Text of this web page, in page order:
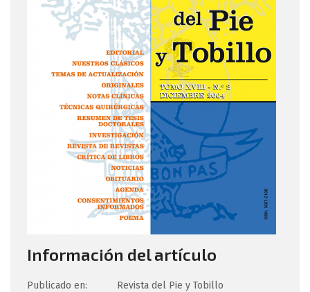
Información del artículo
Publicado en:
Revista del Pie y Tobillo